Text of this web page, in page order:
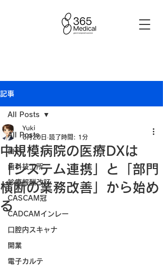
記事
All Posts
歯科
歯科技工所
診療報酬改訂
CASCAM冠
CADCAMインレー
口腔内スキャナ
開業
電子カルテ
All Posts
中規模病院の医療DXは
「システム連携」と「部門
横断の業務改善」から始め
る
Yuki
6月20日 読了時間: 1分